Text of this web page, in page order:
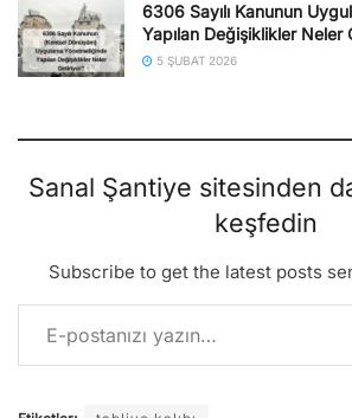
6306 Sayılı Kanunun
Yapılan Değişiklikler Neler
5 ŞUBAT 2026
Sanal Şantiye sitesinden
keşfedin
Subscribe to get the latest posts
E-postanızı yazın…